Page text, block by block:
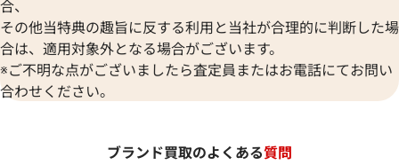
合、
その他当特典の趣旨に反する利用と当社が合理的に判断した場
合は、適用対象外となる場合がございます。
※ご不明な点がございましたら査定員またはお電話にてお問い
合わせください。
ブランド買取のよくある質問